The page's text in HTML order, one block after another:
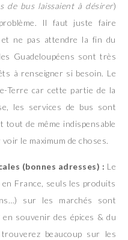
de bus laissaient à désirer)
Il faut juste faire
ne pas attendre la fin du
Guadeloupéens sont très
à renseigner si besoin. Le
Terre car cette partie de la
les services de bus sont
de même indispensable
le maximum de choses.
(bonnes adresses) : Le
France, seuls les produits
sur les marchés sont
en souvenir des épices & du
beaucoup sur les